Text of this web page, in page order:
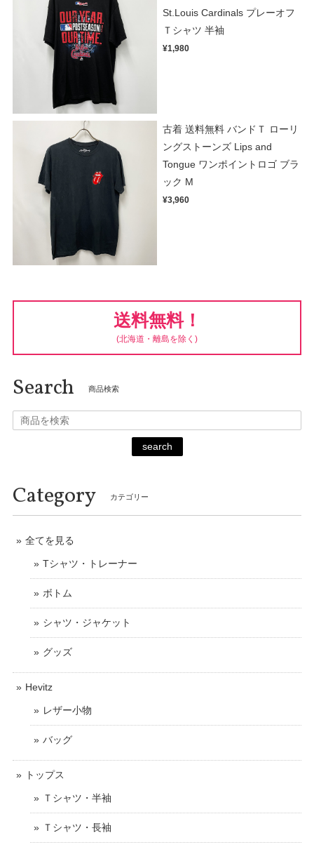
St.Louis Cardinals プレーオフ
Ｔシャツ 半袖
¥1,980
古着 送料無料 バンドＴ ローリ
ングストーンズ Lips and
Tongue ワンポイントロゴ ブラ
ック M
¥3,960
送料無料！
(北海道・離島を除く)
Search 商品検索
search
Category カテゴリー
全てを見る
Tシャツ・トレーナー
ボトム
シャツ・ジャケット
グッズ
Hevitz
レザー小物
バッグ
トップス
Ｔシャツ・半袖
Ｔシャツ・長袖